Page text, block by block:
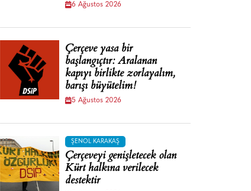
6 Ağustos 2026
Çerçeve yasa bir
başlangıçtır: Aralanan
kapıyı birlikte zorlayalım,
barışı büyütelim!
5 Ağustos 2026
ŞENOL KARAKAŞ
Çerçeveyi genişletecek olan
Kürt halkına verilecek
destektir